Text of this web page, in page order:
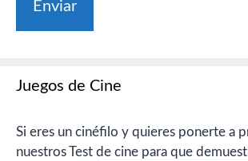
Juegos de Cine
Si eres un cinéfilo y quieres ponerte a
nuestros Test de cine para que